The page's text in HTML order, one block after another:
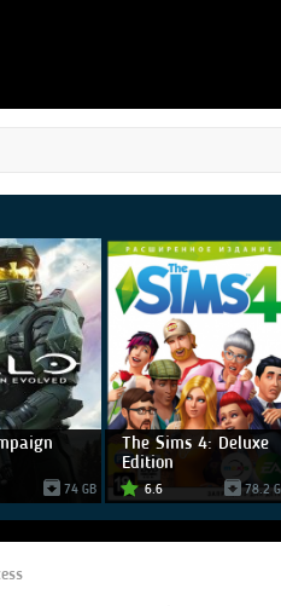
74 GB
The Sims 4: Deluxe
Edition
6.6 78.2